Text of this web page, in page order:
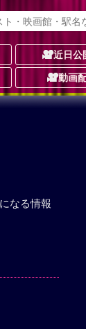
近日公
動画
なる情報